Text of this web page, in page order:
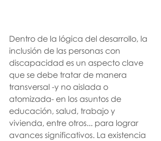
Dentro de la lógica del desarrollo, la
inclusión de las perso­nas con
discapacidad es un aspecto clave
que se debe tratar de manera
transversal -y no aislada o
atomizada- en los asuntos de
educación, salud, trabajo y
vivienda, entre otros... para lograr
avances significativos. La existencia